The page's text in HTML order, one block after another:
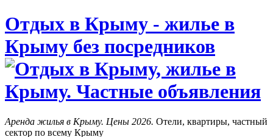
Отдых в Крыму - жилье в
Крыму без посредников
Аренда жилья в Крыму. Цены 2026. Отели, квартиры, частный
сектор по всему Крыму